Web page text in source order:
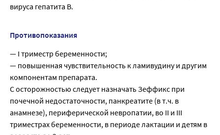
вируса гепатита B.
Противопоказания
— I триместр беременности;
— повышенная чувствительность к ламивудину и другим
компонентам препарата.
С осторожностью следует назначать Зеффикс при
почечной недостаточности, панкреатите (в т.ч. в
анамнезе), периферической невропатии, во II и III
триместрах беременности, в периоде лактации и детям в